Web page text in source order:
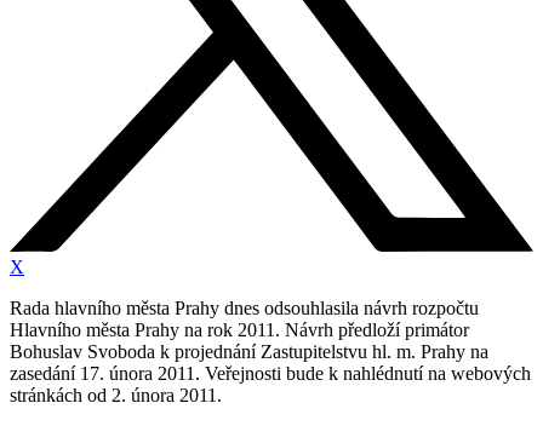
X
Rada hlavního města Prahy dnes odsouhlasila návrh rozpočtu
Hlavního města Prahy na rok 2011. Návrh předloží primátor
Bohuslav Svoboda k projednání Zastupitelstvu hl. m. Prahy na
zasedání 17. února 2011. Veřejnosti bude k nahlédnutí na webových
stránkách od 2. února 2011.